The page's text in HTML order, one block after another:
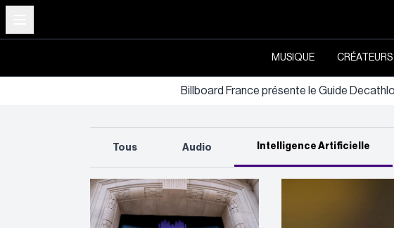
MUSIQUE CRÉATEURS
Billboard France présente le Guide
Tous Audio Intelligence Artificielle